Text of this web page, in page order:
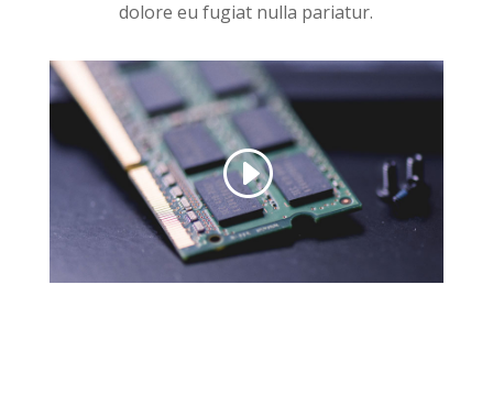
dolore eu fugiat nulla pariatur.